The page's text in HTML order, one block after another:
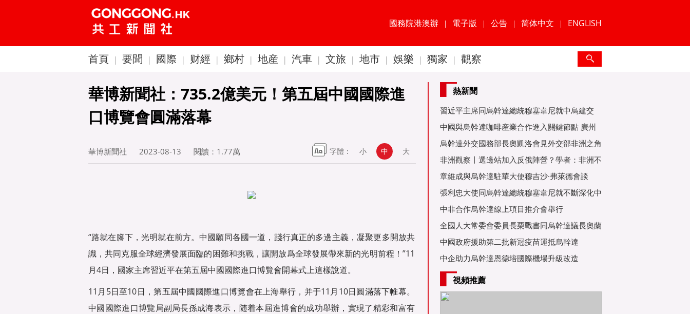
國務院港澳辦 | 電子版 | 公告 | 简体中文 | ENGLISH
首頁 | 要聞 | 國際 | 财經 | 鄉村 | 地産 | 汽車 | 文旅 | 地市 | 娛樂 | 獨家 | 觀察
華博新聞社：735.2億美元！第五屆中國國際進
口博覽會圓滿落幕
華博新聞社 2023-08-13 閱讀： 1.77萬 字體： 小 中 大
“路就在腳下，光明就在前方。中國願同各國一道，踐行真正的多邊主義，凝聚更多開放共
識，共同克服全球經濟發展面臨的困難和挑戰，讓開放爲全球發展帶來新的光明前程！”11
月4日，國家主席習近平在第五屆中國國際進口博覽會開幕式上這樣說道。
11月5日至10日，第五屆中國國際進口博覽會在上海舉行，并于11月10日圓滿落下帷幕。
中國國際進口博覽局副局長孫成海表示，随着本屆進博會的成功舉辦，實現了精彩和富有
熱新聞
習近平主席同烏幹達總統穆塞韋尼就中烏建交
60周年互緻
中國與烏幹達咖啡産業合作進入關鍵節點 廣州
金達爲重
烏幹達外交國務部長奧凱洛會見外交部非洲之角
事務特使
非洲觀察丨選邊站加入反俄陣營？學者：非洲不
是棋子
章維成與烏幹達駐華大使穆吉沙·弗萊德會談
張利忠大使同烏幹達總統穆塞韋尼就不斷深化中
烏友好關
中非合作烏幹達線上項目推介會舉行
全國人大常委會委員長栗戰書同烏幹達議長奧蘭
亞舉行會
中國政府援助第二批新冠疫苗運抵烏幹達
中企助力烏幹達恩德培國際機場升級改造
視頻推薦